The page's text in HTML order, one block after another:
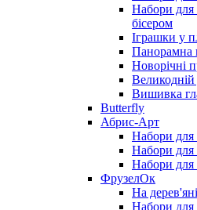
Набори
бісером
Іграшки у
Панорамна
Новорічні
Великодній
Вишивка
Butterfly
Абрис-Арт
Набори для
Набори
Набори для
ФрузелОк
На
Набори